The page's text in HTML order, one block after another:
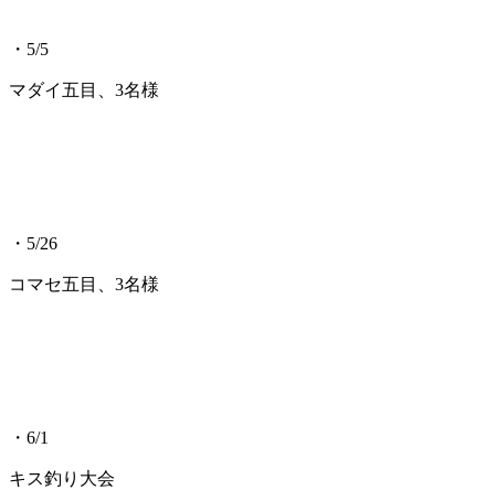
・5/5
マダイ五目、3名様
・5/26
コマセ五目、3名様
・6/1
キス釣り大会